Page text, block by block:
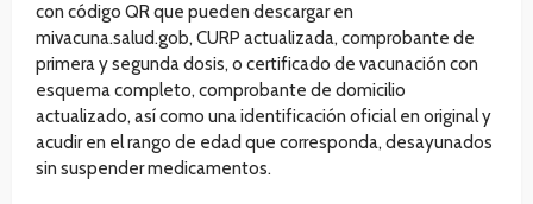
con código QR que pueden descargar en
mivacuna.salud.gob, CURP actualizada, comprobante de
primera y segunda dosis, o certificado de vacunación con
esquema completo, comprobante de domicilio
actualizado, así como una identificación oficial en original y
acudir en el rango de edad que corresponda, desayunados
sin suspender medicamentos.